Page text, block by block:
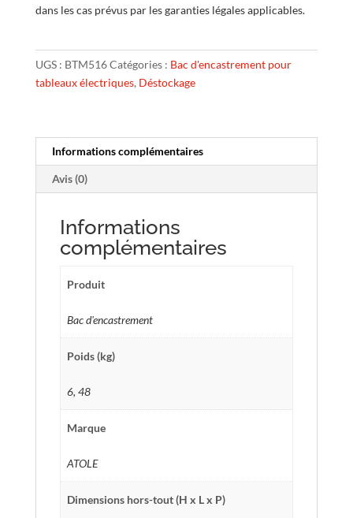
modules
dans les cas prévus par les garanties légales applicables.
UGS : BTM516Catégories : Bac d'encastrement pour
tableaux électriques, Déstockage
Informations complémentaires
Avis (0)
Informations
complémentaires
Produit
Bac d'encastrement
Poids (kg)
6, 48
Marque
ATOLE
Dimensions hors-tout (H x L x P)